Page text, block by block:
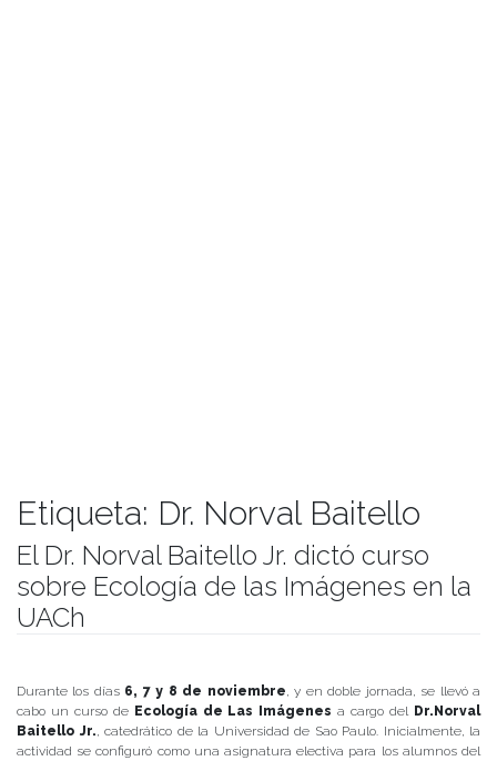
Etiqueta: Dr. Norval Baitello
El Dr. Norval Baitello Jr. dictó curso
sobre Ecología de las Imágenes en la
UACh
Durante los días 6, 7 y 8 de noviembre , y en doble jornada, se llevó a
cabo un curso de Ecología de Las Imágenes a cargo del Dr.Norval
Baitello Jr. , catedrático de la Universidad de Sao Paulo. Inicialmente, la
actividad se configuró como una asignatura electiva para los alumnos del